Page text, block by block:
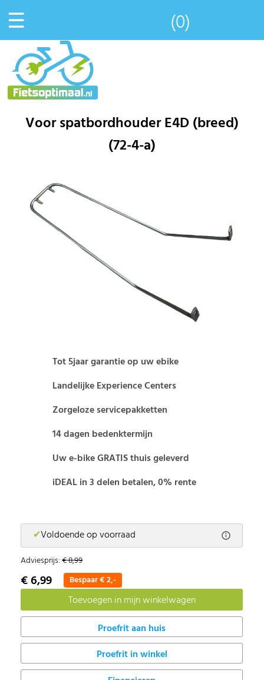
☰ (0)
Voor spatbordhouder E4D (breed)
(72-4-a)
Tot 5jaar garantie op uw ebike
Landelijke Experience Centers
Zorgeloze servicepakketten
14 dagen bedenktermijn
Uw e-bike GRATIS thuis geleverd
iDEAL in 3 delen betalen, 0% rente
✔Voldoende op voorraad
Adviesprijs:€ 8,99
€ 6,99 Bespaar € 2,-
Proefrit in winkel